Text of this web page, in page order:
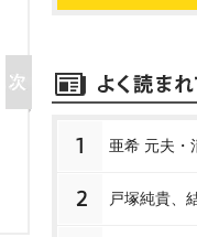
1 亜希 元夫・
2 戸塚純貴、